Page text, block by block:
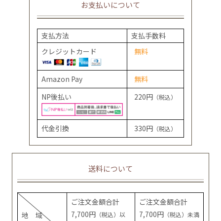
お支払いについて
支払方法
支払手数料
クレジットカード
無料
Amazon Pay
無料
NP後払い
220円 （税込）
代金引換 330円 （税込）
送料について
地 域
ご注文金額合計
7,700円 （税込）以
ご注文金額合計
7,700円 （税込）未満